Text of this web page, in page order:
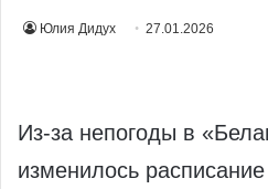
Юлия Дидух 27.01.2026
Из-за непогоды в
изменилось